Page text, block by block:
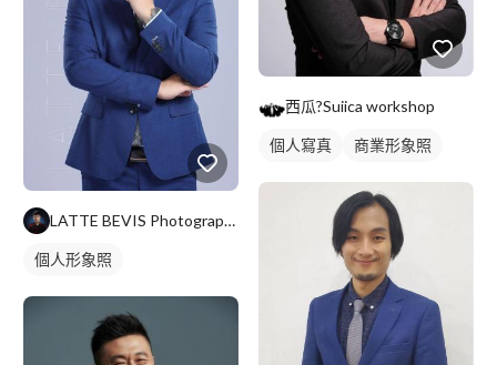
LATTE BEVIS Photographer
個人形象照
西瓜?Suiica workshop
個人寫真 商業形象照